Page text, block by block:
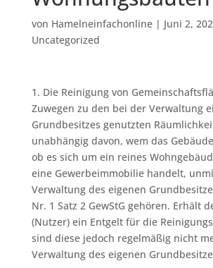
von Hamelneinfachonline| Juni 2,
Uncategorized
1. Die Reinigung von
Zuwegen zu den bei der Verwaltung
Grundbesitzes genutzten
unabhängig davon, wem das
ob es sich um ein reines
eine Gewerbeimmobilie handelt,
Verwaltung des eigenen
Nr. 1 Satz 2 GewStG gehören. Erhält
(Nutzer) ein Entgelt für die
sind diese jedoch regelmäßig nicht
Verwaltung des eigenen